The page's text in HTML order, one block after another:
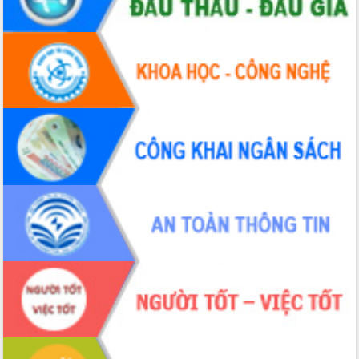
Định vị cà phê Việt Nam như một “di
sản sống” trong dòng chảy toàn cầu
Xây dựng nông thôn mới: Nâng cao đời
sống người dân từ những mô hình thiết
thực
Quyết liệt tháo gỡ vướng mắc, đẩy
nhanh tiến độ các dự án trọng điểm
trong Khu kinh tế Nam Phú Yên
Hòn Yến phát triển du lịch gắn với bảo
tồn biển
Lấy ý kiến điều chỉnh Quy hoạch tỉnh
Đắk Lắk thời kỳ 2021-2030, tầm nhìn
đến năm 2050
Phát động chiến dịch 30 ngày đêm
giải phóng mặt bằng Tuyến đường bộ
ven biển
Đắk Lắk nỗ lực thúc đẩy tăng trưởng
kinh tế từ 10% trở lên trong Quý
II/2026
Đắk Lắk ký kết thỏa thuận hợp tác về
chuyển đổi số giai đoạn 2026 – 2030